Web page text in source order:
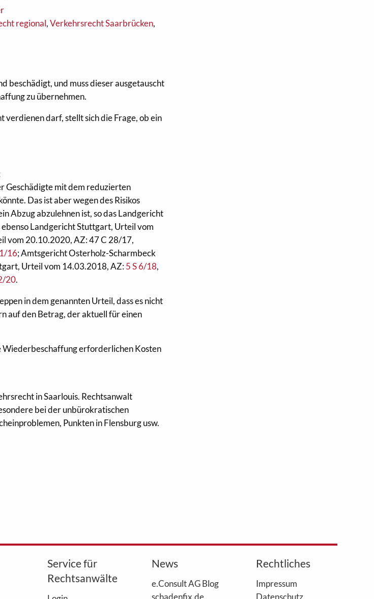
regional,Verkehrsrecht Saarbrücken,
beschädigt, und muss dieser ausgetauscht
zu übernehmen.
verdienen darf, stellt sich die Frage, ob ein
Geschädigte mit dem reduzierten
Das ist aber wegen des Risikos
Abzug abzulehnen ist, so das Landgericht
Landgericht Stuttgart, Urteil vom
vom 20.10.2020, AZ: 47 C 28/17,
16; Amtsgericht Osterholz-Scharmbeck
Urteil vom 14.03.2018, AZ:5 S 6/18,
20.
in dem genannten Urteil, dass es nicht
auf den Betrag, der aktuell für einen
Wiederbeschaffung erforderlichen Kosten
in Saarlouis. Rechtsanwalt
bei der unbürokratischen
Punkten in Flensburg usw.
Service für
Rechtsanwälte
News
e.Consult AG Blog
schadenfix.de
Rechtliches
Impressum
Datenschutz